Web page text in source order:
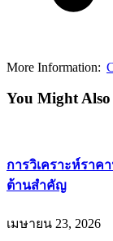
More Information:
You Might
การวิเคราะห์รา
ต้านสำคัญ
เมษายน 23, 2026